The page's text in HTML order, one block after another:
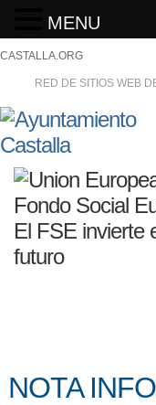
CASTALLA.ORG
RED DE SITIOS WEB
NOTA
MENU